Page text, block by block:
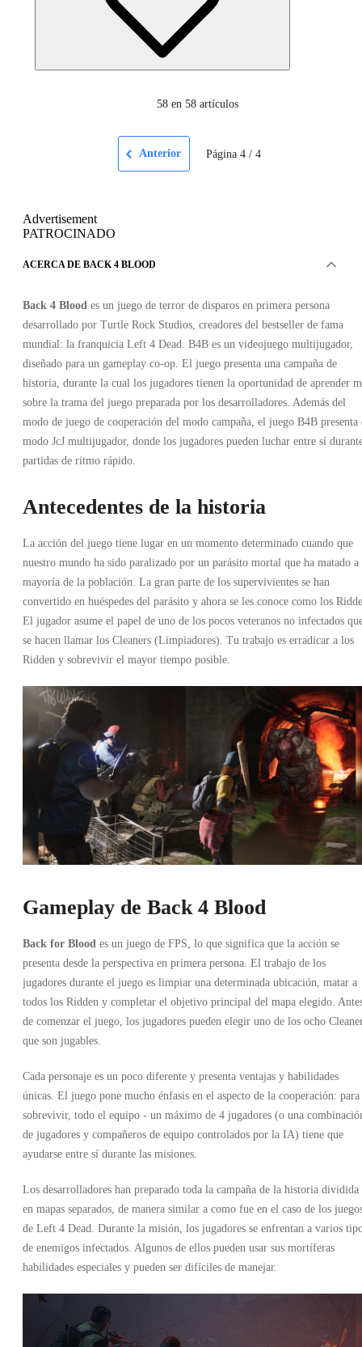
58 en 58 artículos
Anterior Página 4/ 4
Advertisement
PATROCINADO
ACERCA DE BACK 4 BLOOD
Back 4 Blood es un juego de terror de disparos en primera persona
desarrollado por Turtle Rock Studios, creadores del bestseller de fama
mundial: la franquicia Left 4 Dead. B4B es un videojuego multijugador,
diseñado para un gameplay co-op. El juego presenta una campaña de
historia, durante la cual los jugadores tienen la oportunidad de aprender
sobre la trama del juego preparada por los desarrolladores. Además del
modo de juego de cooperación del modo campaña, el juego B4B presenta
modo JcJ multijugador, donde los jugadores pueden luchar entre sí
partidas de ritmo rápido.
Antecedentes de la historia
La acción del juego tiene lugar en un momento determinado cuando que
nuestro mundo ha sido paralizado por un parásito mortal que ha matado a
mayoría de la población. La gran parte de los supervivientes se han
convertido en huéspedes del parásito y ahora se les conoce como los
El jugador asume el papel de uno de los pocos veteranos no infectados
se hacen llamar los Cleaners (Limpiadores). Tu trabajo es erradicar a los
Ridden y sobrevivir el mayor tiempo posible.
Gameplay de Back 4 Blood
Back for Blood es un juego de FPS, lo que significa que la acción se
presenta desde la perspectiva en primera persona. El trabajo de los
jugadores durante el juego es limpiar una determinada ubicación, matar a
todos los Ridden y completar el objetivo principal del mapa elegido.
de comenzar el juego, los jugadores pueden elegir uno de los ocho
que son jugables.
Cada personaje es un poco diferente y presenta ventajas y habilidades
únicas. El juego pone mucho énfasis en el aspecto de la cooperación: para
sobrevivir, todo el equipo - un máximo de 4 jugadores (o una
de jugadores y compañeros de equipo controlados por la IA) tiene que
ayudarse entre sí durante las misiones.
Los desarrolladores han preparado toda la campaña de la historia dividida
en mapas separados, de manera similar a como fue en el caso de los
de Left 4 Dead. Durante la misión, los jugadores se enfrentan a varios
de enemigos infectados. Algunos de ellos pueden usar sus mortíferas
habilidades especiales y pueden ser difíciles de manejar.